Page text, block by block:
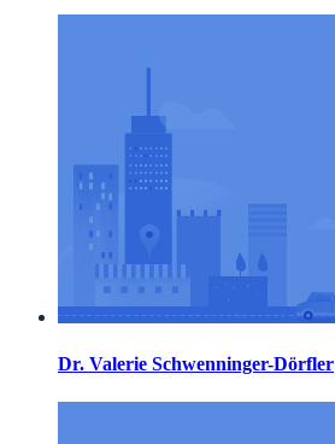
Dr. Valerie Schwenninger-Dörfler